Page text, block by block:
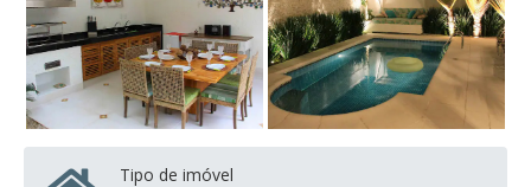
Tipo de imóvel